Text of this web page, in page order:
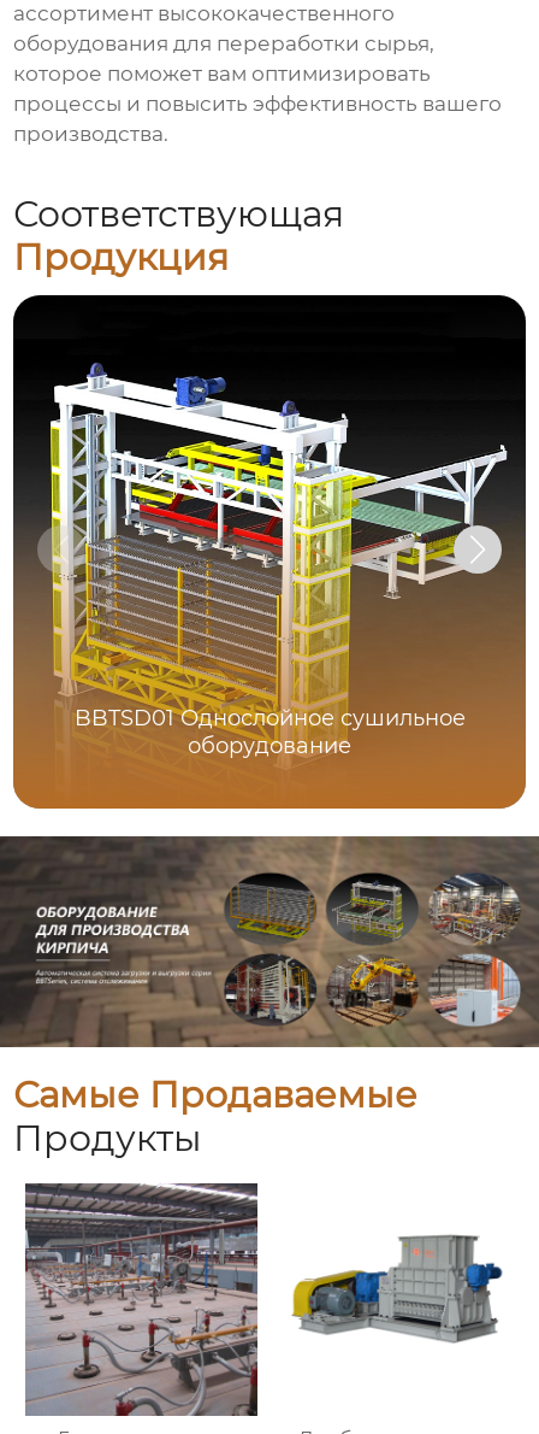
ассортимент высококачественного
оборудования для переработки сырья,
которое поможет вам оптимизировать
процессы и повысить эффективность вашего
производства.
Соответствующая
Продукция
BBTSD01 Однослойное сушильное
оборудование
Самые Продаваемые
Продукты